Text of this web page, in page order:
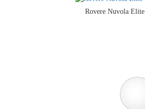
Rovere Nuvola Elite